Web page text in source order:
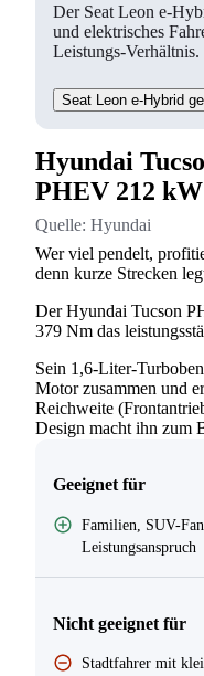
Der Seat Leon e-
und elektrisches
Leistungs-Verhältnis.
Seat Leon e-Hybrid
Hyundai
PHEV 212 kW
Quelle: Hyundai
Wer viel pendelt,
denn kurze Strecken
Der Hyundai Tucson
379 Nm das
Sein 1,6-Liter-
Motor zusammen und
Reichweite
Design macht ihn zum
Geeignet für
Familien, SUV-
Leistungsanspruch
Nicht geeignet für
Stadtfahrer mit